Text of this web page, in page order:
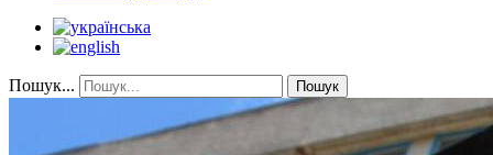
Пошук... Пошук